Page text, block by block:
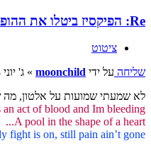
Re: הפיקסיז ביטלו את ההופעה שלהם ביום רביעי הקרוב
ציטוט
שליחה על ידי moonchild
» ג' יוני 08, 2010 11:00 am
לא שמעתי שמועות על אלטון,
an act of blood and Im bleeding
A pool in the shape of a heart...
fight is on, still pain ain’t gone